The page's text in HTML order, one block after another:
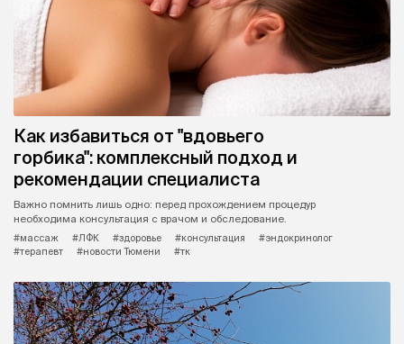
Как избавиться от "вдовьего
горбика": комплексный подход и
рекомендации специалиста
Важно помнить лишь одно: перед прохождением процедур
необходима консультация с врачом и обследование.
#массаж
#ЛФК #здоровье #консультация
#эндокринолог
#терапевт
#новости Тюмени #тк